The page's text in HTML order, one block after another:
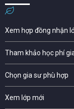
Xem hợp đồng nhận
Tham khảo học phí
Chọn gia sư phù hợp
Xem lớp mới